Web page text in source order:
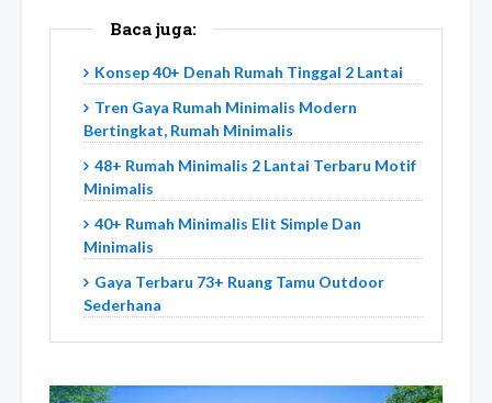
Baca juga:
Konsep 40+ Denah Rumah Tinggal 2 Lantai
Tren Gaya Rumah Minimalis Modern
Bertingkat, Rumah Minimalis
48+ Rumah Minimalis 2 Lantai Terbaru Motif
Minimalis
40+ Rumah Minimalis Elit Simple Dan
Minimalis
Gaya Terbaru 73+ Ruang Tamu Outdoor
Sederhana